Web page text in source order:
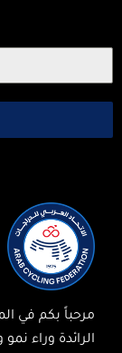
مرحباً بكم في
الرائدة وراء